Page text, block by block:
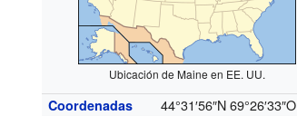
Ubicación de Maine en EE. UU.
Coordenadas 44°31′56″N 69°26′33″O